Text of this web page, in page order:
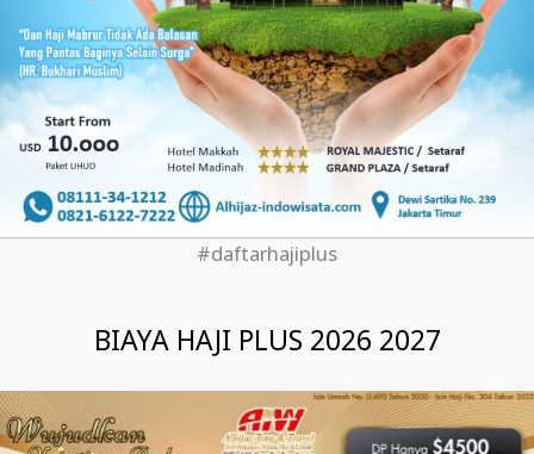
#daftarhajiplus
BIAYA HAJI PLUS 2026 2027